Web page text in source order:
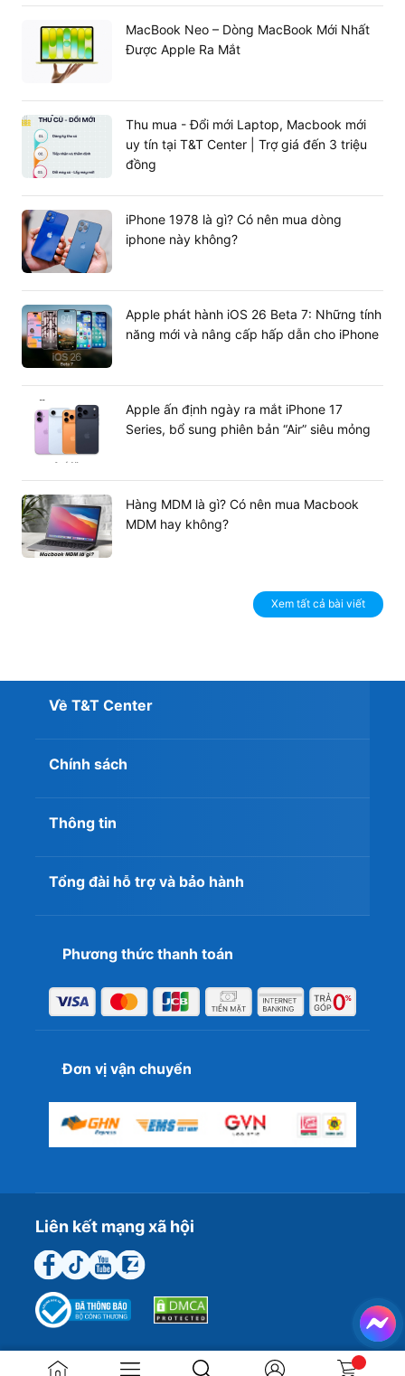
MacBook Neo – Dòng MacBook Mới Nhất
Được Apple Ra Mắt
Thu mua - Đổi mới Laptop, Macbook mới
uy tín tại T&T Center | Trợ giá đến 3 triệu
đồng
iPhone 1978 là gì? Có nên mua dòng
iphone này không?
Apple phát hành iOS 26 Beta 7: Những tính
năng mới và nâng cấp hấp dẫn cho iPhone
Apple ấn định ngày ra mắt iPhone 17
Series, bổ sung phiên bản “Air” siêu mỏng
Hàng MDM là gì? Có nên mua Macbook
MDM hay không?
Xem tất cả bài viết
Về T&T Center
Chính sách
Thông tin
Tổng đài hỗ trợ và bảo hành
Phương thức thanh toán
Đơn vị vận chuyển
Liên kết mạng xã hội